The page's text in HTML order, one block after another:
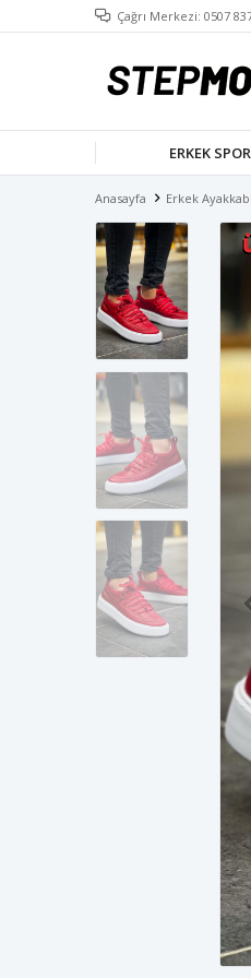
Çağrı Merkezi: 0507
ERKEK
Anasayfa Erkek Ayakkabı